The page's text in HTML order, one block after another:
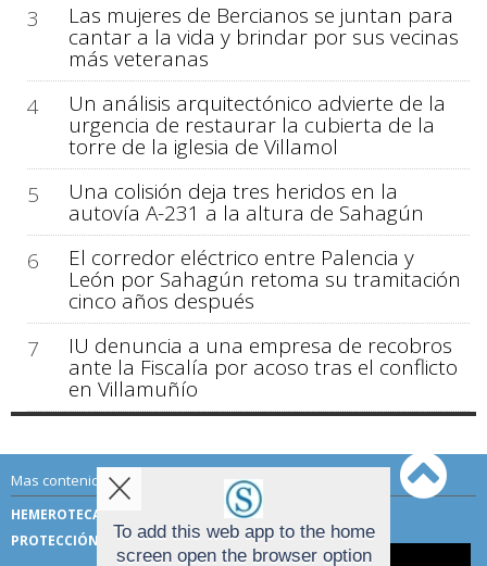
3
Las mujeres de Bercianos se juntan para
cantar a la vida y brindar por sus vecinas
más veteranas
4
Un análisis arquitectónico advierte de la
urgencia de restaurar la cubierta de la
torre de la iglesia de Villamol
5
Una colisión deja tres heridos en la
autovía A-231 a la altura de Sahagún
6
El corredor eléctrico entre Palencia y
León por Sahagún retoma su tramitación
cinco años después
7
IU denuncia a una empresa de recobros
ante la Fiscalía por acoso tras el conflicto
en Villamuñío
Mas contenido de Sahagún Digital:
HEMEROTECA
TÉRMINOS DE USO
PROTECCIÓN DE DATOSTo add this web app to the home
screen open the browser option